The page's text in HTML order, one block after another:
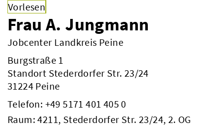
Vorlesen
Frau A. Jungmann
Jobcenter Landkreis Peine
Burgstraße 1
Standort Stederdorfer Str. 23/24
31224 Peine
Telefon: +49 5171 401 405 0
Raum: 4211, Stederdorfer Str. 23/24, 2. OG